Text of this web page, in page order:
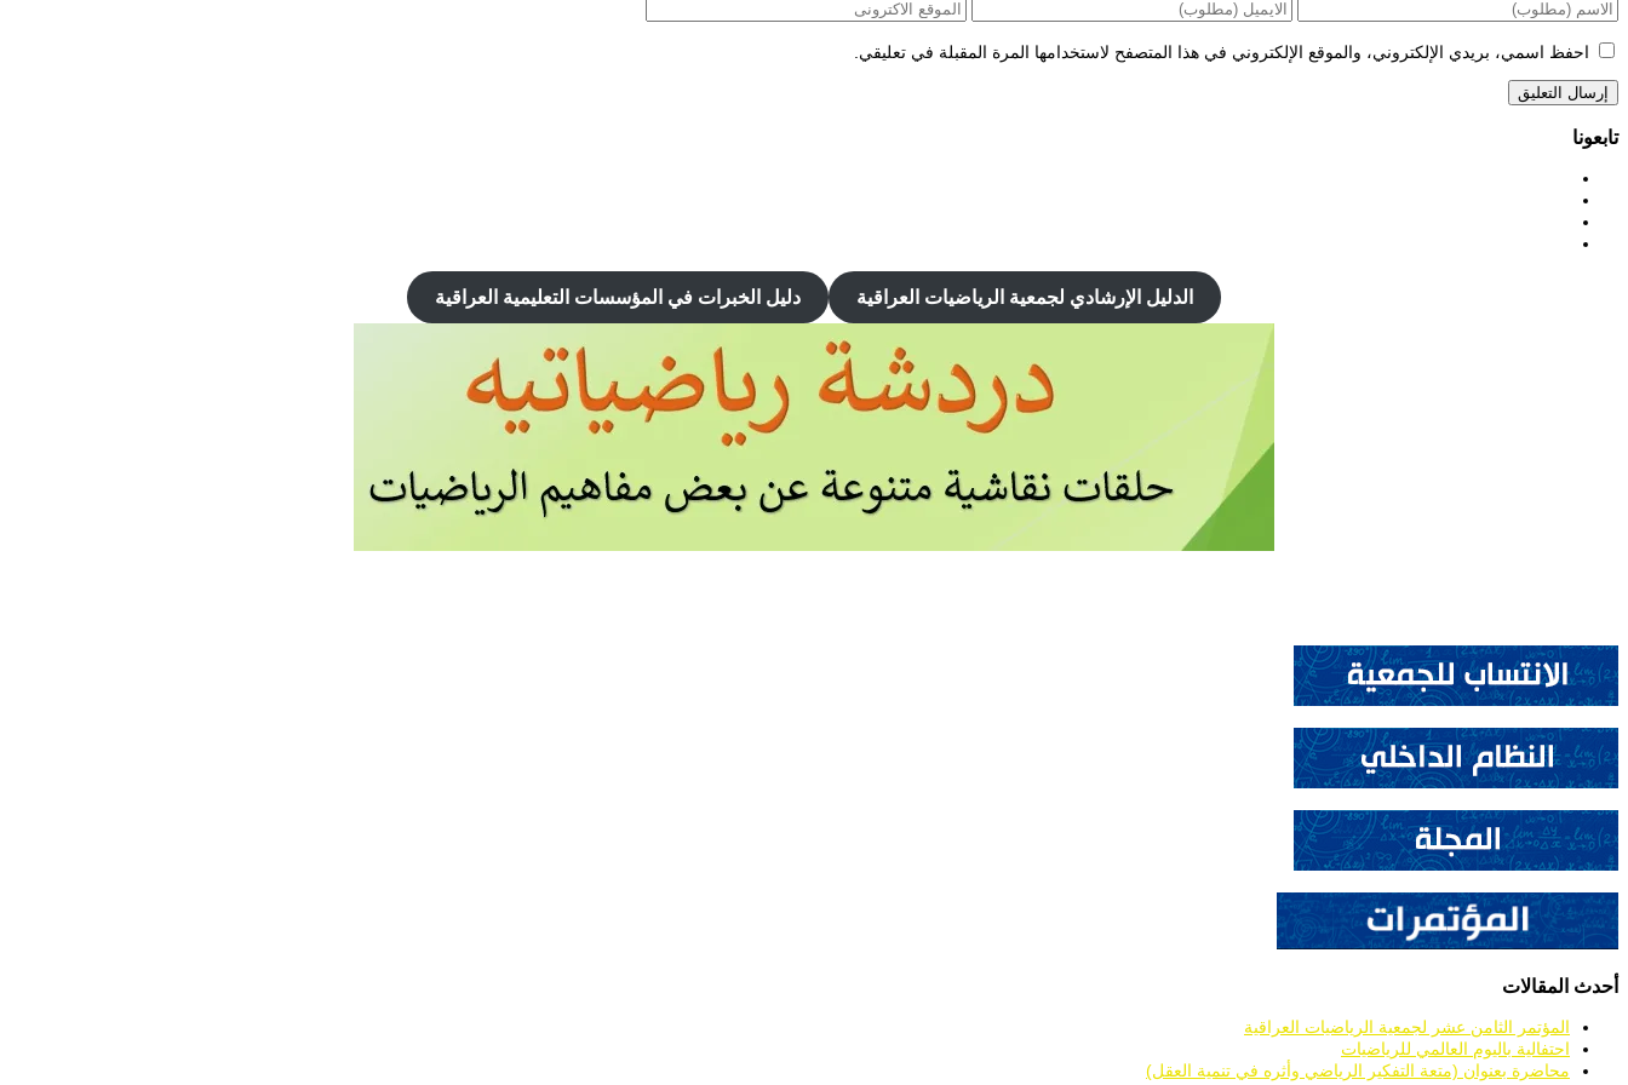
احفظ اسمي، بريدي الإلكتروني، والموقع الإلكتروني في هذا المتصفح لاستخدامها المرة المقبلة في تعليقي.
تابعونا
الدليل الإرشادي لجمعية الرياضيات العراقية دليل الخبرات في المؤسسات التعليمية العراقية
أحدث المقالات
المؤتمر الثامن عشر لجمعية الرياضيات العراقية
احتفالية باليوم العالمي للرياضيات
محاضرة بعنوان (متعة التفكير الرياضي وأثره في تنمية العقل)